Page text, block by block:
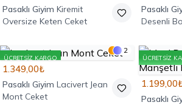
Pasaklı Giyim Kiremit
Oversize Keten Ceket
Pasaklı
Desenli
ÜCRETSIZ KARGO
2
1.349,00₺
Pasaklı Giyim Lacivert Jean
Mont Ceket
ÜCRETSIZ
Pasaklı